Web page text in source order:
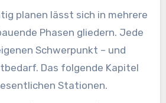
planen lässt sich in mehrere
Phasen gliedern. Jede
Schwerpunkt – und
Das folgende Kapitel
Stationen.